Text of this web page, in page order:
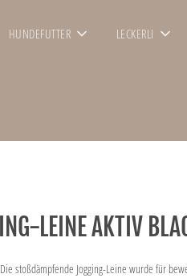
HUNDEFUTTER LECKERLI
LEINE AKTIV
stoßdämpfende Jogging-Leine wurde für